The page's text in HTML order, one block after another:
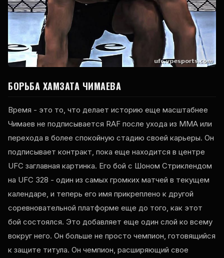
БОРЬБА ХАМЗАТА ЧИМАЕВА
Время - это то, что делает историю еще масштабнее
Чимаев не подписывается RAF после ухода из ММА или
перехода в более спокойную стадию своей карьеры. Он
подписывает контракт, пока еще находится в центре
UFC заглавная картинка. Его бой с Шоном Стриклендом
на UFC 328 - один из самых громких матчей в текущем
календаре, и теперь его имя прикреплено к другой
соревновательной платформе еще до того, как этот
бой состоялся. Это добавляет еще один слой ко всему
вокруг него. Он больше не просто чемпион, готовящийся
к защите титула. Он чемпион, расширяющий свое